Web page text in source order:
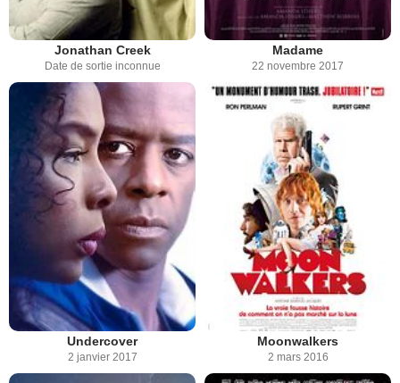
Jonathan Creek
Date de sortie inconnue
Madame
22 novembre 2017
Undercover
2 janvier 2017
Moonwalkers
2 mars 2016